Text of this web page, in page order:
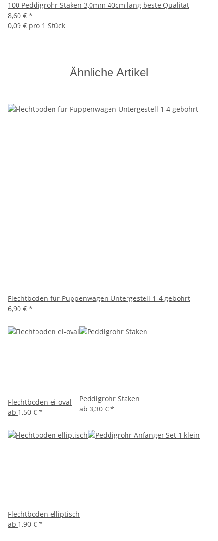
100 Peddigrohr Staken 3,0mm 40cm lang beste Qualität
8,60 € *
0,09 € pro 1 Stück
Ähnliche Artikel
Flechtboden für Puppenwagen Untergestell 1-4 gebohrt
6,90 € *
Flechtboden ei-oval
ab 1,50 € *
Peddigrohr Staken
ab 3,30 € *
Flechtboden elliptisch
ab 1,90 € *